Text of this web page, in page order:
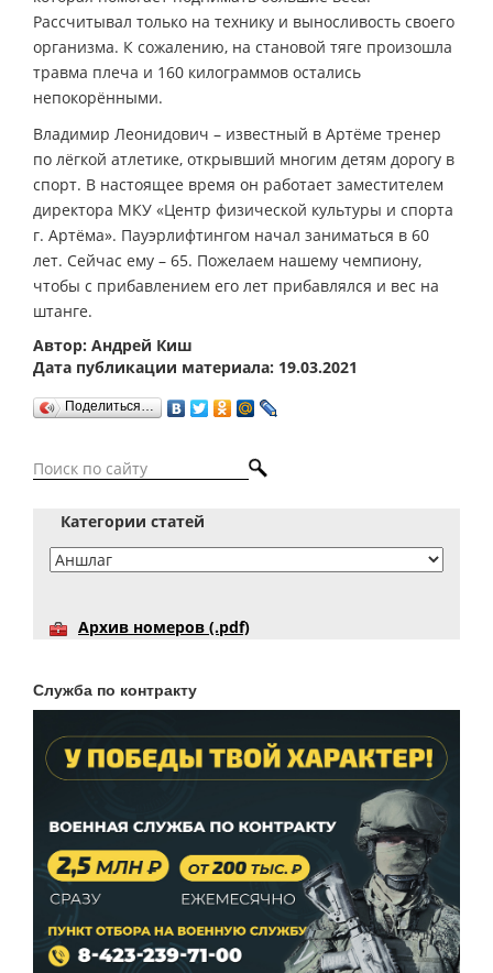
Рассчитывал только на технику и выносливость своего
организма. К сожалению, на становой тяге произошла
травма плеча и 160 килограммов остались
непокорёнными.
Владимир Леонидович – известный в Артёме тренер
по лёгкой атлетике, открывший многим детям дорогу в
спорт. В настоящее время он работает заместителем
директора МКУ «Центр физической культуры и спорта
г. Артёма». Пауэрлифтингом начал заниматься в 60
лет. Сейчас ему – 65. Пожелаем нашему чемпиону,
чтобы с прибавлением его лет прибавлялся и вес на
штанге.
Автор: Андрей Киш
Дата публикации материала: 19.03.2021
Поделиться…
Категории статей
Архив номеров (.pdf)
Служба по контракту